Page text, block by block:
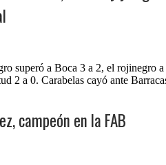
superó a Boca 3 a 2, el rojinegro
2 a 0. Carabelas cayó ante
campeón en la FAB